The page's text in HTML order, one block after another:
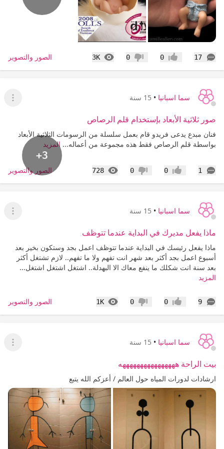
17
التعليقات إعجاب0 عدم إعجاب
0
3K
المشاهدات الصور والتصوير
سما اسبانيا • 15 سنة
عرض
صور ثلاثية الأبعاد بإستخدام قلم الرصاص‎
فنان مبدع يدعى فريدو قام بعمل سلسلة من الرسومات الثلاثية الأبعاد
بواسطة قلم الرصاص فقط هذه مجموعة من أعماله... المزيد
+3
1
التعليقات إعجاب0 عدم إعجاب
0
728
المشاهدات الصور والتصوير
سما اسبانيا • 15 سنة
عرض
ماذا يفعل مديرك في البداية عندما تتوظف
ماذا يفعل رئيسك في البداية عندما تتوظف اعمل بجد وستكون بخير بعد
أسبوع اعمل بجد أكثر بعد شهر انت تفهم ولا ما تفهم.. لازم تشتغل أكثر
بعد سنة انت شكلك ما ينفع معاك الا البهدلة.. اشتغل اشتغل اشتغل...
المزيد
9
التعليقات إعجاب0 عدم إعجاب
0
1K
المشاهدات الصور والتصوير
سما اسبانيا • 15 سنة
عرض
بيت الراحة ههههههههههههههههه
ارشادات لدورات المياه حول العالم / أعزكم الله يتبع